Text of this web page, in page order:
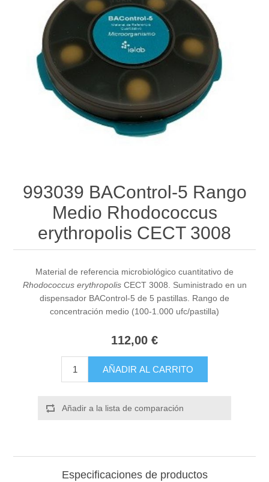
993039 BAControl-5 Rango
Medio Rhodococcus
erythropolis CECT 3008
Material de referencia microbiológico cuantitativo de
Rhodococcus erythropolisCECT 3008. Suministrado en un
dispensador BAControl-5 de 5 pastillas. Rango de
concentración medio (100-1.000 ufc/pastilla)
112,00 €
AÑADIR AL CARRITO
Añadir a la lista de comparación
Especificaciones de productos